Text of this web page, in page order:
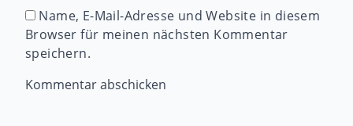
Name, E-Mail-Adresse und Website in diesem
Browser für meinen nächsten Kommentar
speichern.